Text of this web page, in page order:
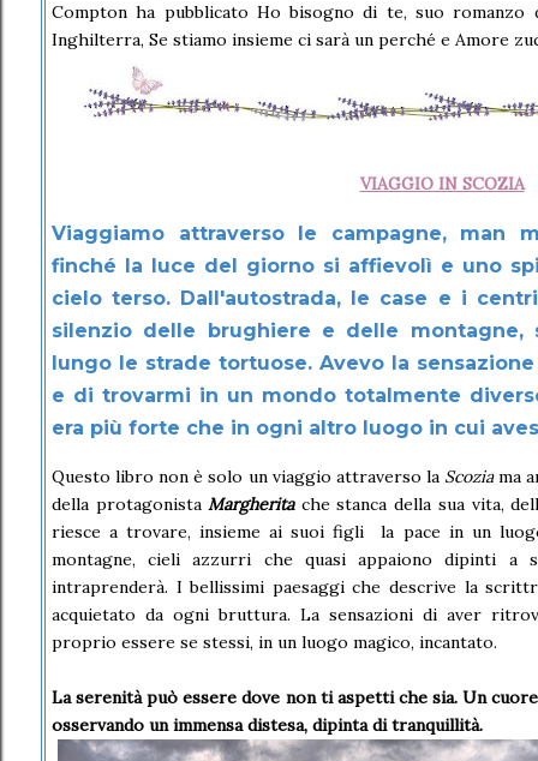
Compton ha pubblicato Ho bisogno di te, suo romanzo
Inghilterra, Se stiamo insieme ci sarà un perché e Amore
VIAGGIO IN SCOZIA
Viaggiamo attraverso le campagne, man
finché la luce del giorno si affievolì e uno
cielo terso. Dall'autostrada, le case e i
silenzio delle brughiere e delle montagne,
lungo le strade tortuose. Avevo la
e di trovarmi in un mondo totalmente
era più forte che in ogni altro luogo in cui
Questo libro non è solo un viaggio attraverso la Scoziama
della protagonista Margheritache stanca della sua vita,
riesce a trovare, insieme ai suoi figli la pace in un
montagne, cieli azzurri che quasi appaiono dipinti a
intraprenderà. I bellissimi paesaggi che descrive la
acquietato da ogni bruttura. La sensazioni di aver
proprio essere se stessi, in un luogo magico, incantato.
La serenità può essere dove non ti aspetti che sia. Un
osservando un immensa distesa, dipinta di tranquillità.